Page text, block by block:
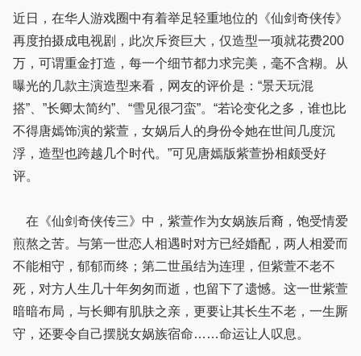
近日，在华人游戏圈中有着举足轻重地位的《仙剑奇侠传》
再度拍摄成电视剧，此次斥资巨大，仅造型一项就花费200
万，可谓重金打造，每一个细节都力求完美，毫不含糊。从
曝光的几款主演造型来看，网友的评价是：“景天玩混
搭”、”长卿太简约”、“雪见很刁蛮”。“若论变化之多，谁也比
不得唐嫣饰演的紫萱，女娲后人的身份令她在世间几度沉
浮，造型也跨越几个时代。”可见唐嫣版紫萱扮相颇受好
评。
在《仙剑奇侠传三》中，紫萱作为女娲族后裔，饱受情爱
煎熬之苦。与第一世恋人相遇时对方已经婚配，两人相爱而
不能相守，郁郁而终；第二世虽结为连理，但紫萱不老不
死，对方人生几十年匆匆而逝，也留下了遗憾。这一世紫萱
暗暗布局，与长卿有肌肤之亲，更要让其长生不老，一生厮
守，还要令自己摆脱女娲族宿命……命运让人叹息。